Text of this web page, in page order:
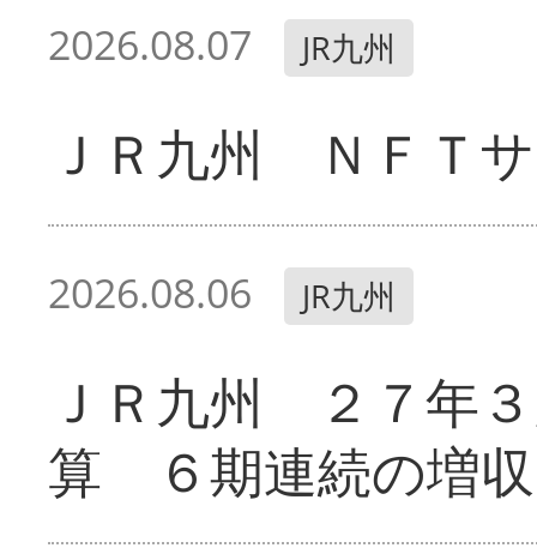
2026.08.07 JR九州
ＪＲ九州 ＮＦＴ
2026.08.06 JR九州
ＪＲ九州 ２７年
算 ６期連続の増収